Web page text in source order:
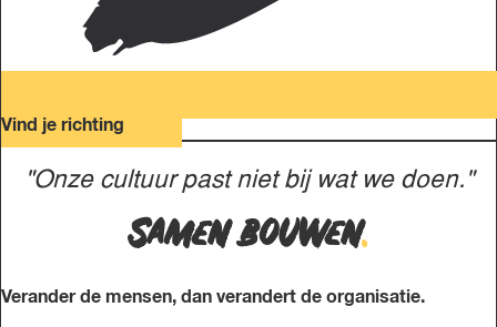
Vind je richting
"Onze cultuur past niet bij wat we doen."
Samen bouwen.
Verander de mensen, dan verandert de organisatie.